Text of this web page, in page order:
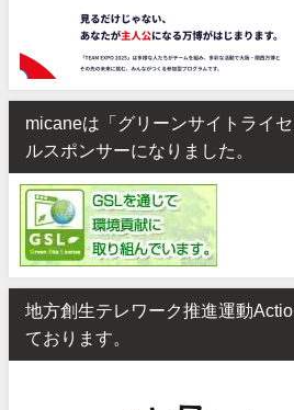
micaneは「グリーンサイトライ
ルスポンサーになりました。
地方創生テレワーク推進運動
ております。